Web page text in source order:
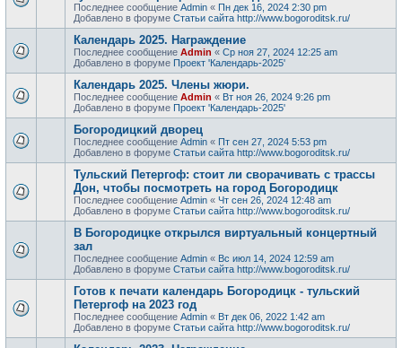
Последнее сообщение Admin « Пн дек 16, 2024 2:30 pm
Добавлено в форуме Статьи сайта http://www.bogoroditsk.ru/
Календарь 2025. Награждение
Последнее сообщение Admin « Ср ноя 27, 2024 12:25 am
Добавлено в форуме Проект 'Календарь-2025'
Календарь 2025. Члены жюри.
Последнее сообщение Admin « Вт ноя 26, 2024 9:26 pm
Добавлено в форуме Проект 'Календарь-2025'
Богородицкий дворец
Последнее сообщение Admin « Пт сен 27, 2024 5:53 pm
Добавлено в форуме Статьи сайта http://www.bogoroditsk.ru/
Тульский Петергоф: стоит ли сворачивать с трассы
Дон, чтобы посмотреть на город Богородицк
Последнее сообщение Admin « Чт сен 26, 2024 12:48 am
Добавлено в форуме Статьи сайта http://www.bogoroditsk.ru/
В Богородицке открылся виртуальный концертный
зал
Последнее сообщение Admin « Вс июл 14, 2024 12:59 am
Добавлено в форуме Статьи сайта http://www.bogoroditsk.ru/
Готов к печати календарь Богородицк - тульский
Петергоф на 2023 год
Последнее сообщение Admin « Вт дек 06, 2022 1:42 am
Добавлено в форуме Статьи сайта http://www.bogoroditsk.ru/